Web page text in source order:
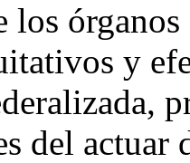
los
y
del actuar